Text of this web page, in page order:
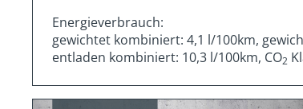
Energieverbrauch:
gewichtet kombiniert: 4,1 l/100km,
entladen kombiniert: 10,3 l/100km, CO2